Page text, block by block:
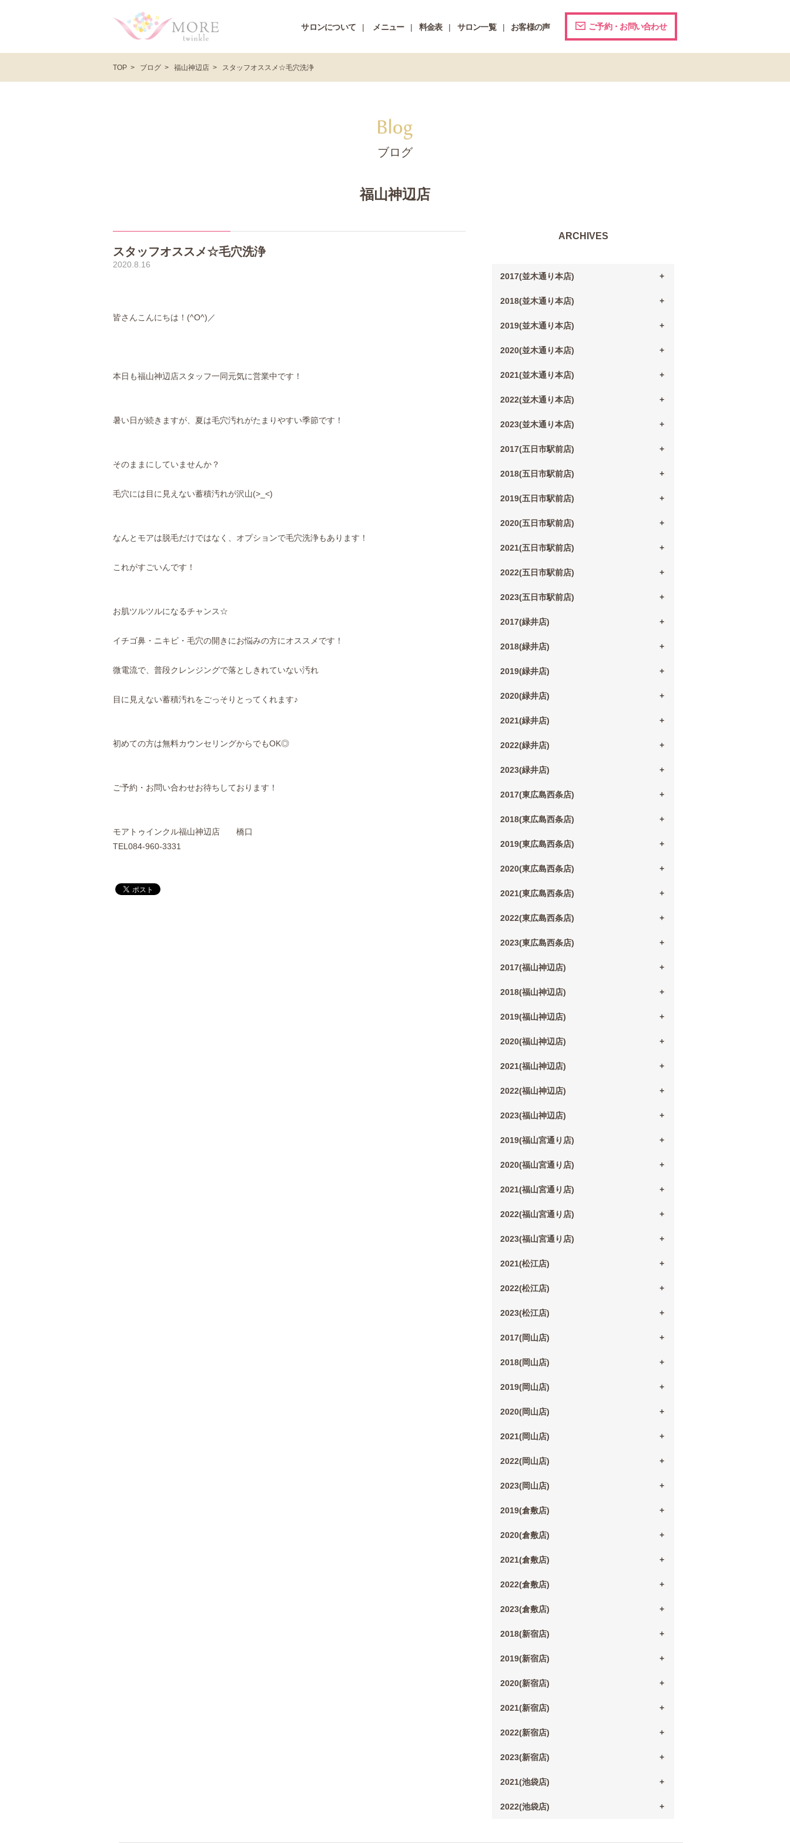
サロンについて メニュー 料金表 サロン一覧 お客様の声 ご予約・お問い合わせ
TOP ブログ 福山神辺店 スタッフオススメ☆毛穴洗浄
ブログ
福山神辺店
スタッフオススメ☆毛穴洗浄
2020.8.16
皆さんこんにちは！(^O^)／
本日も福山神辺店スタッフ一同元気に営業中です！
暑い日が続きますが、夏は毛穴汚れがたまりやすい季節です！
そのままにしていませんか？
毛穴には目に見えない蓄積汚れが沢山(>_<)
なんとモアは脱毛だけではなく、オプションで毛穴洗浄もあります！
これがすごいんです！
お肌ツルツルになるチャンス☆
イチゴ鼻・ニキビ・毛穴の開きにお悩みの方にオススメです！
微電流で、普段クレンジングで落としきれていない汚れ
目に見えない蓄積汚れをごっそりとってくれます♪
初めての方は無料カウンセリングからでもOK◎
ご予約・お問い合わせお待ちしております！
モアトゥインクル福山神辺店 橋口
TEL084‐960‐3331
ARCHIVES
2017(並木通り本店)
2018(並木通り本店)
2019(並木通り本店)
2020(並木通り本店)
2021(並木通り本店)
2022(並木通り本店)
2023(並木通り本店)
2017(五日市駅前店)
2018(五日市駅前店)
2019(五日市駅前店)
2020(五日市駅前店)
2021(五日市駅前店)
2022(五日市駅前店)
2023(五日市駅前店)
2017(緑井店)
2018(緑井店)
2019(緑井店)
2020(緑井店)
2021(緑井店)
2022(緑井店)
2023(緑井店)
2017(東広島西条店)
2018(東広島西条店)
2019(東広島西条店)
2020(東広島西条店)
2021(東広島西条店)
2022(東広島西条店)
2023(東広島西条店)
2017(福山神辺店)
2018(福山神辺店)
2019(福山神辺店)
2020(福山神辺店)
2021(福山神辺店)
2022(福山神辺店)
2023(福山神辺店)
2019(福山宮通り店)
2020(福山宮通り店)
2021(福山宮通り店)
2022(福山宮通り店)
2023(福山宮通り店)
2021(松江店)
2022(松江店)
2023(松江店)
2017(岡山店)
2018(岡山店)
2019(岡山店)
2020(岡山店)
2021(岡山店)
2022(岡山店)
2023(岡山店)
2019(倉敷店)
2020(倉敷店)
2021(倉敷店)
2022(倉敷店)
2023(倉敷店)
2018(新宿店)
2019(新宿店)
2020(新宿店)
2021(新宿店)
2022(新宿店)
2023(新宿店)
2021(池袋店)
2022(池袋店)